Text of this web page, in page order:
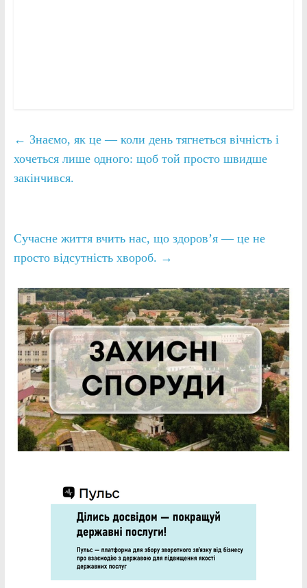
← Знаємо, як це — коли день тягнеться вічність і
хочеться лише одного: щоб той просто швидше
закінчився.
Сучасне життя вчить нас, що здоров’я — це не
просто відсутність хвороб. →